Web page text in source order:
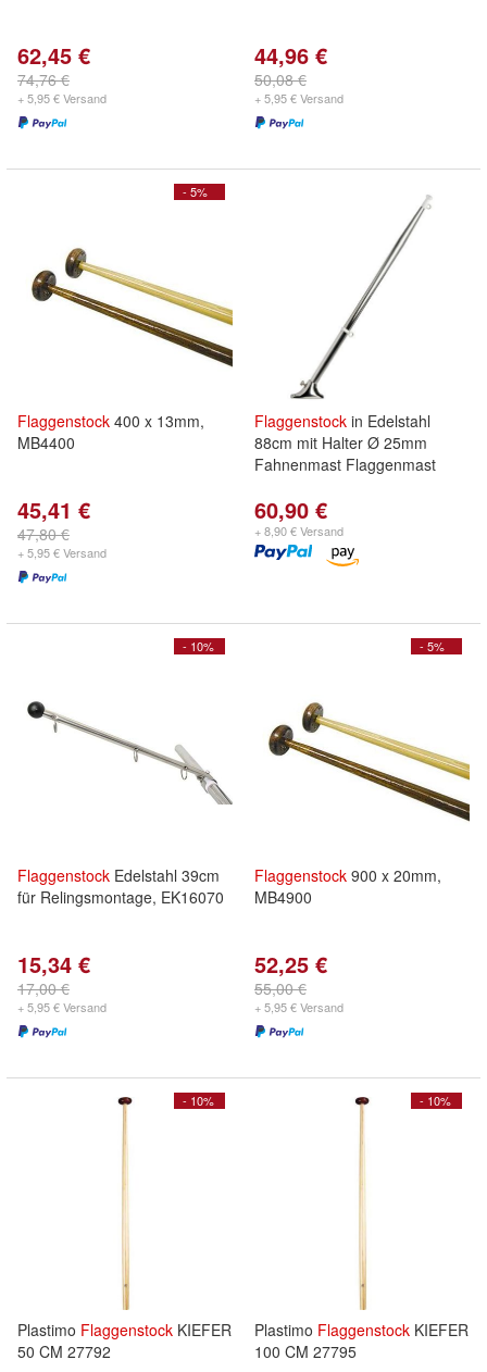
62,45 €
74,76 €
+ 5,95 € Versand
44,96 €
50,08 €
+ 5,95 € Versand
- 5%
Flaggenstock 400 x 13mm,
MB4400
45,41 €
47,80 €
+ 5,95 € Versand
Flaggenstock in Edelstahl
88cm mit Halter Ø 25mm
Fahnenmast Flaggenmast
60,90 €
+ 8,90 € Versand
- 10%
Flaggenstock Edelstahl 39cm
für Relingsmontage, EK16070
15,34 €
17,00 €
+ 5,95 € Versand
- 5%
Flaggenstock 900 x 20mm,
MB4900
52,25 €
55,00 €
+ 5,95 € Versand
- 10%
Plastimo Flaggenstock KIEFER
50 CM 27792
- 10%
Plastimo Flaggenstock KIEFER
100 CM 27795